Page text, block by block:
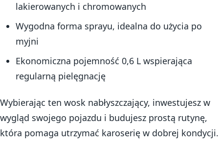
lakierowanych i chromowanych
Wygodna forma sprayu, idealna do użycia po
myjni
Ekonomiczna pojemność 0,6 L wspierająca
regularną pielęgnację
Wybierając ten wosk nabłyszczający, inwestujesz w
wygląd swojego pojazdu i budujesz prostą rutynę,
która pomaga utrzymać karoserię w dobrej kondycji.